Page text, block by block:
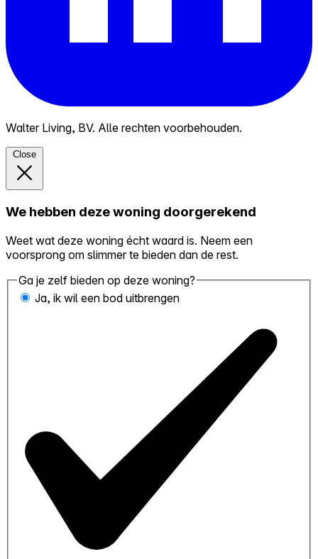
Walter Living, BV. Alle rechten voorbehouden.
Close
We hebben deze woning doorgerekend
Weet wat deze woning écht waard is. Neem een
voorsprong om slimmer te bieden dan de rest.
Ga je zelf bieden op deze woning?
Ja, ik wil een bod uitbrengen